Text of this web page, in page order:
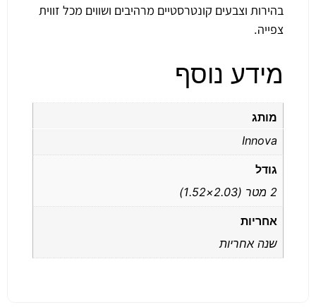
בהירות וצבעים קונטרסטיים מרהיבים ושווים מכל זווית
צפייה.
מידע נוסף
מותג
Innova
גודל
2 מטר (2.03×1.52)
אחריות
שנה אחריות